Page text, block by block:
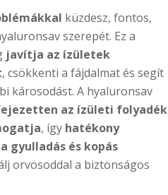
küzdesz, fontos,
szerepét. Ez a
javítja az ízületek
, csökkenti a fájdalmat és segít
károsodást. A hyaluronsav
az ízületi folyadék
, így hatékony
gyulladás és kopás
orvosoddal a biztonságos